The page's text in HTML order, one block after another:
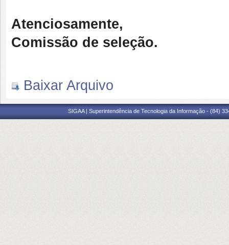
Atenciosamente,
Comissão de seleção.
Baixar Arquivo
SIGAA | Superintendência de Tecnologia da Informação - (84)